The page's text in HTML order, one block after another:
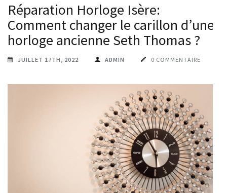
Réparation Horloge Isère:
Comment changer le carillon d’une
horloge ancienne Seth Thomas ?
JUILLET 17TH, 2022 ADMIN 0 COMMENTAIRE